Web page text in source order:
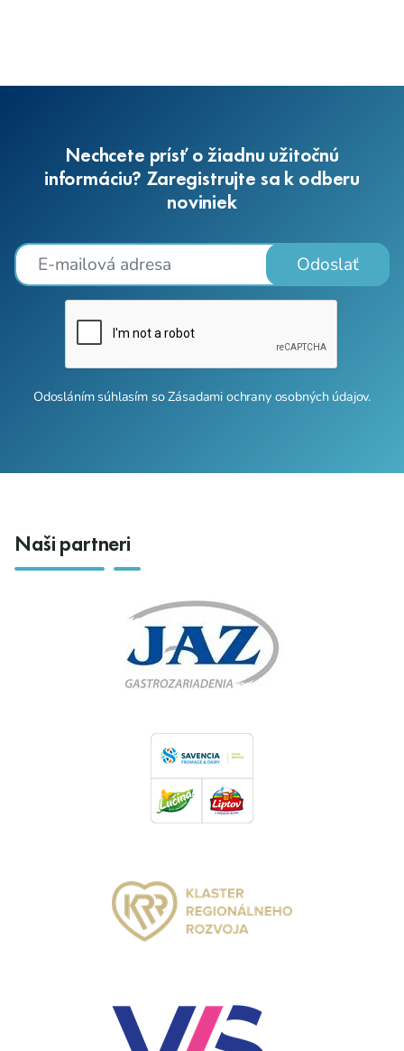
Nechcete prísť o žiadnu užitočnú
informáciu? Zaregistrujte sa k odberu
noviniek
Odoslať
Odosláním súhlasím soZásadami ochrany osobných údajov.
Naši partneri